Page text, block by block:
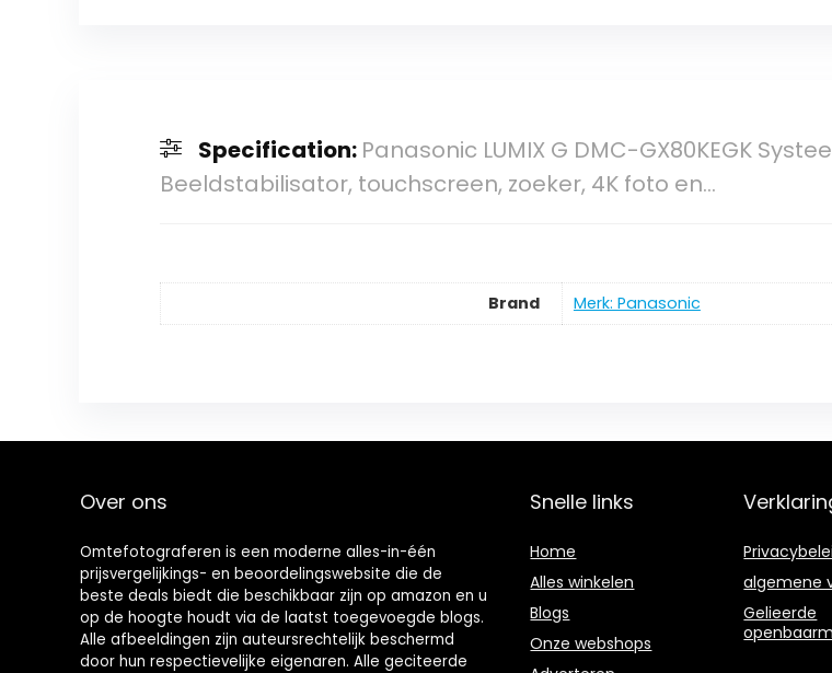
Specification: Panasonic LUMIX G DMC-GX80KEGK
Beeldstabilisator, touchscreen, zoeker, 4K foto en…
Brand Merk: Panasonic
Over ons
Omtefotograferen is een moderne alles-in-één
prijsvergelijkings- en beoordelingswebsite die de
beste deals biedt die beschikbaar zijn op amazon en u
op de hoogte houdt via de laatst toegevoegde blogs.
Alle afbeeldingen zijn auteursrechtelijk beschermd
door hun respectievelijke eigenaren. Alle geciteerde
Snelle links
Home
Alles winkelen
Blogs
Onze webshops
algemene
Gelieerde